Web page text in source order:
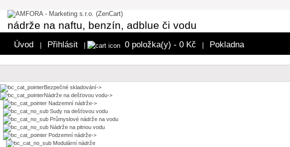
nádrže na naftu, benzín, adblue či vodu
Úvod Přihlásit 0 položka(y) - 0 Kč Pokladna
Bezpečné skladování->
Nádrže na dešťovou vodu->
Nadzemní nádrže->
Sudy na dešťovou vodu
Průmyslové nádrže na vodu
Nádrže na pitnou vodu
Podzemní nádrže->
Modulární nádrže